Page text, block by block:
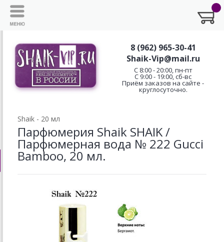
8 (962) 965-30-41
Shaik-Vip@mail.ru
C 8:00 - 20:00, пн-пт
С 9:00 - 19:00, сб-вс
Приём заказов на сайте -
круглосуточно.
Shaik - 20 мл
Парфюмерия Shaik SHAIK /
Парфюмерная вода № 222 Gucci
Bamboo, 20 мл.